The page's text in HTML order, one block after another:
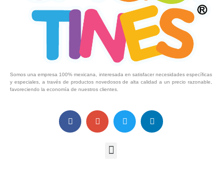
Somos una empresa 100% mexicana, interesada en satisfacer necesidades específicas
y especiales, a través de productos novedosos de alta calidad a un precio razonable,
favoreciendo la economía de nuestros clientes.